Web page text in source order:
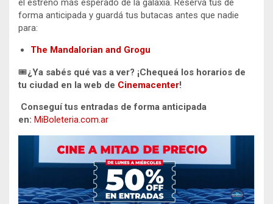
el estreno más esperado de la galaxia. Reservá tus de
forma anticipada y guardá tus butacas antes que nadie
para:
The Mandalorian and Grogu
🎟️¿Ya sabés qué vas a ver? ¡Chequeá los horarios de
tu ciudad en la web de Cinemacenter!
Conseguí tus entradas de forma anticipada
en: MiBoleteria.com.ar